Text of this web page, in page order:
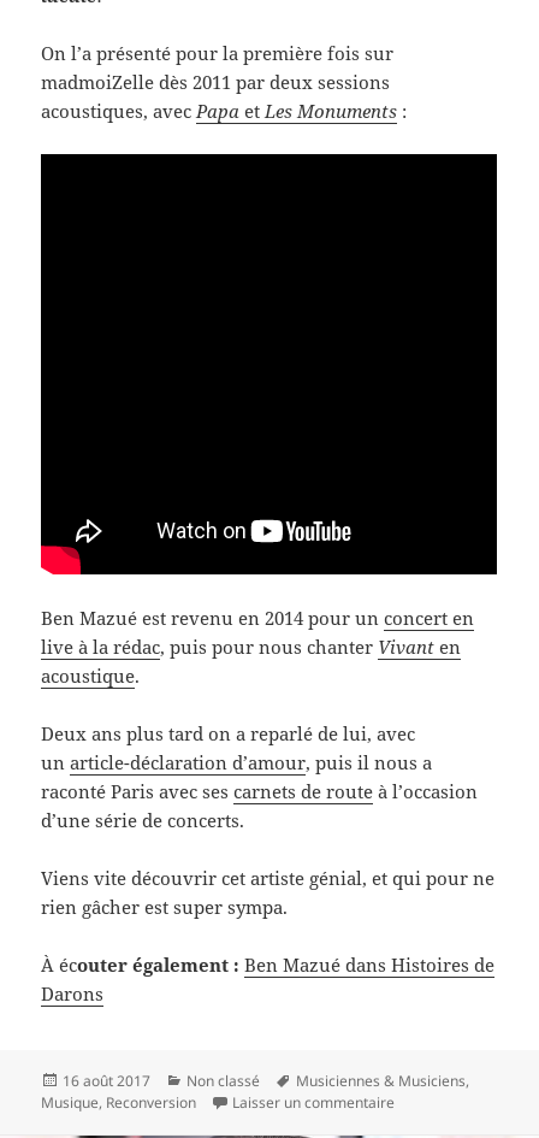
On l’a présenté pour la première fois sur
madmoiZelle dès 2011 par deux sessions
acoustiques, avecPapa etLes Monuments :
Ben Mazué est revenu en 2014 pour unconcert en
live à la rédac, puis pour nous chanter Vivant en
acoustique.
Deux ans plus tard on a reparlé de lui, avec
unarticle-déclaration d’amour, puis il nous a
raconté Paris avec sescarnets de route à l’occasion
d’une série de concerts.
Viens vite découvrir cet artiste génial, et qui pour ne
rien gâcher est super sympa.
À écouter également : Ben Mazué dans Histoires de
Darons
Publié
le
16 août 2017 Catégories
Non classé
Mots-
clés
Musiciennes & Musiciens,
Musique, Reconversion Laisser un commentaire